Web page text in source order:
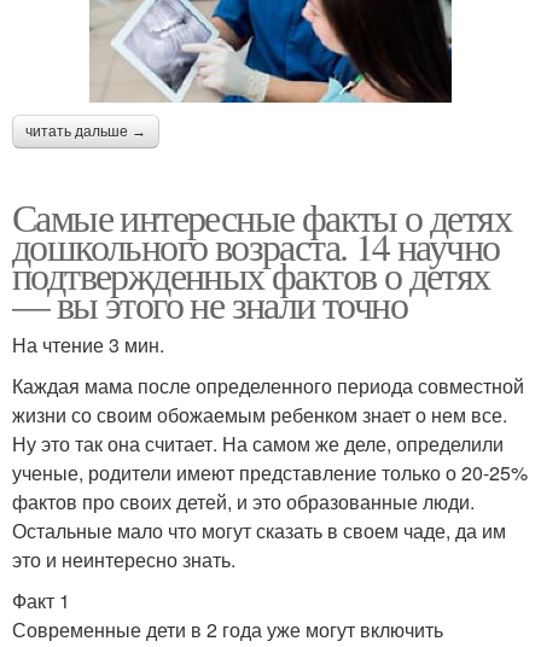
читать дальше →
Самые интересные факты о детях
дошкольного возраста. 14 научно
подтвержденных фактов о детях
— вы этого не знали точно
На чтение 3 мин.
Каждая мама после определенного периода совместной
жизни со своим обожаемым ребенком знает о нем все.
Ну это так она считает. На самом же деле, определили
ученые, родители имеют представление только о 20-25%
фактов про своих детей, и это образованные люди.
Остальные мало что могут сказать в своем чаде, да им
это и неинтересно знать.
Факт 1
Современные дети в 2 года уже могут включить